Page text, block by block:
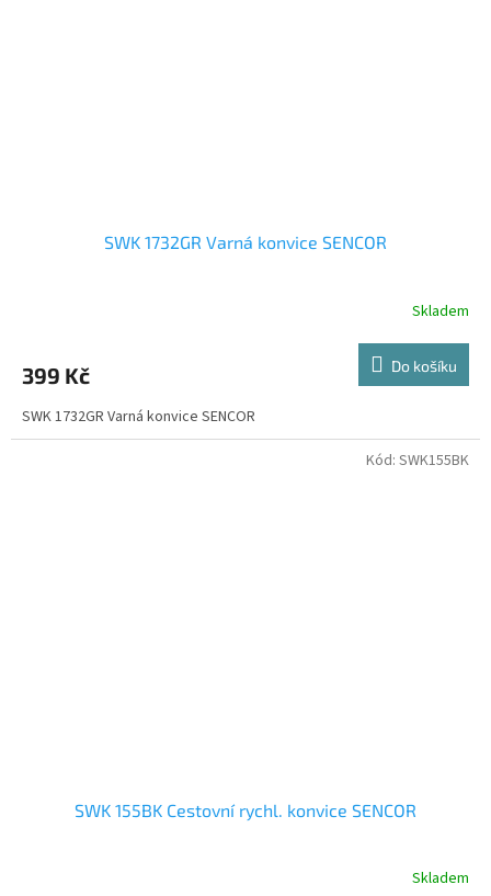
SWK 1732GR Varná konvice SENCOR
Skladem
399 Kč Do košíku
SWK 1732GR Varná konvice SENCOR
SWK 155BK Cestovní rychl. konvice SENCOR
Skladem
Kód: SWK155BK